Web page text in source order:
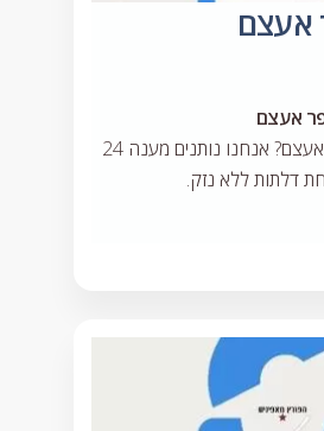
אעצם
אעצם
מחפש מנעולן בכפר אעצם? אנחנו נותנים מענה 24
דלתות ללא נזק.